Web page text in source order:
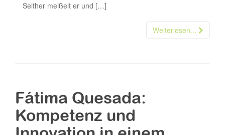
Seither meißelt er und […]
Weiterlesen...
Fátima Quesada:
Kompetenz und